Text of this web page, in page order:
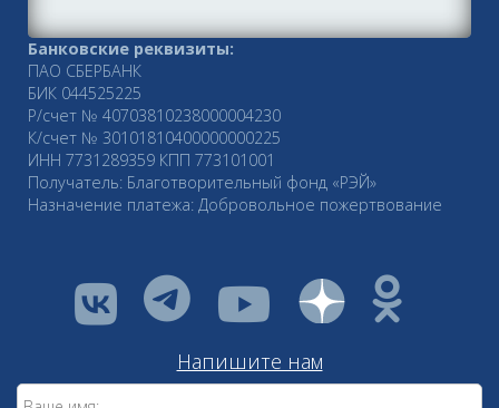
Банковские реквизиты:
ПАО СБЕРБАНК
БИК 044525225
Р/счет № 40703810238000004230
К/счет № 30101810400000000225
ИНН 7731289359 КПП 773101001
Получатель: Благотворительный фонд «РЭЙ»
Назначение платежа: Добровольное пожертвование
vkontakte youtube
Напишите нам